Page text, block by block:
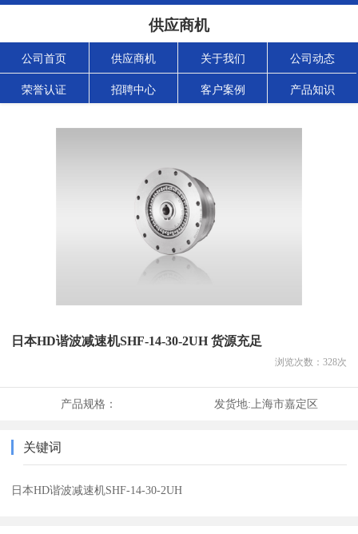
供应商机
公司首页 供应商机 关于我们 公司动态
荣誉认证 招聘中心 客户案例 产品知识
日本HD谐波减速机SHF-14-30-2UH 货源充足
浏览次数： 328次
产品规格： 发货地: 上海市嘉定区
关键词
日本HD谐波减速机SHF-14-30-2UH